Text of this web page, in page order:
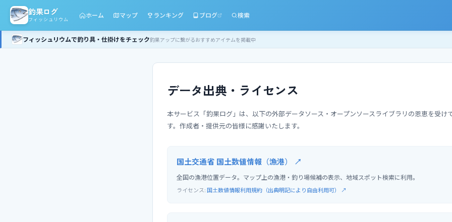
釣果ログ
フィッシュリウム
ホーム マップ ランキング ブログ 検索
フィッシュリウムで釣り具・仕掛けをチェック釣果アップに繋がるおすすめアイテムを掲載中
データ出典・ライセンス
本サービス「釣果ログ」は、以下の外部データソース・オープンソースライブラリの恩恵を受け
す。作成者・提供元の皆様に感謝いたします。
国土交通省 国土数値情報（漁港） ↗
全国の漁港位置データ。マップ上の漁港・釣り場候補の表示、地域スポット検索に利用。
ライセンス:国土数値情報利用規約（出典明記により自由利用可） ↗